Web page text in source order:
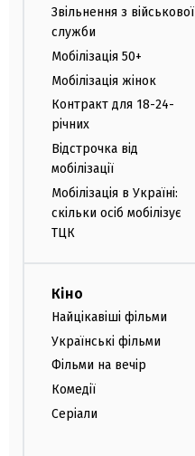
Звільнення з військової
служби
Мобілізація 50+
Мобілізація жінок
Контракт для 18-24-
річних
Відстрочка від
мобілізації
Мобілізація в Україні:
скільки осіб мобілізує
ТЦК
Кіно
Найцікавіші фільми
Українські фільми
Фільми на вечір
Комедії
Серіали